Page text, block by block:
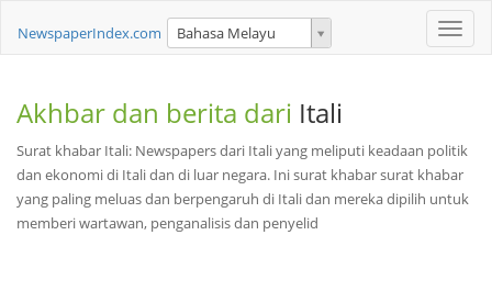
Toggle
NewspaperIndex.com Bahasa Melayu
Akhbar dan berita dari Itali
Surat khabar Itali: Newspapers dari Itali yang meliputi keadaan politik
dan ekonomi di Itali dan di luar negara. Ini surat khabar surat khabar
yang paling meluas dan berpengaruh di Itali dan mereka dipilih untuk
memberi wartawan, penganalisis dan penyelid